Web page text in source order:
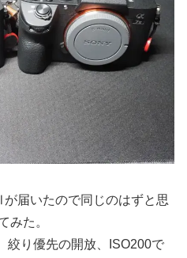
届いたので同じのはずと思
みた。
絞り優先の開放、ISO200で